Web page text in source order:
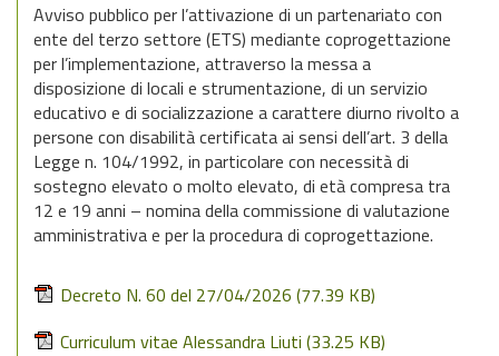
Avviso pubblico per l’attivazione di un partenariato con
ente del terzo settore (ETS) mediante coprogettazione
per l’implementazione, attraverso la messa a
disposizione di locali e strumentazione, di un servizio
educativo e di socializzazione a carattere diurno rivolto a
persone con disabilità certificata ai sensi dell’art. 3 della
Legge n. 104/1992, in particolare con necessità di
sostegno elevato o molto elevato, di età compresa tra
12 e 19 anni – nomina della commissione di valutazione
amministrativa e per la procedura di coprogettazione.
Decreto N. 60 del 27/04/2026 (77.39 KB)
Curriculum vitae Alessandra Liuti (33.25 KB)